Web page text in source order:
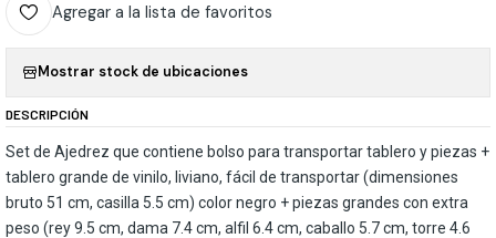
Agregar a la lista de favoritos
Mostrar stock de ubicaciones
DESCRIPCIÓN
Set de Ajedrez que contiene bolso para transportar tablero y piezas +
tablero grande de vinilo, liviano, fácil de transportar (dimensiones
bruto 51 cm, casilla 5.5 cm) color negro + piezas grandes con extra
peso (rey 9.5 cm, dama 7.4 cm, alfil 6.4 cm, caballo 5.7 cm, torre 4.6